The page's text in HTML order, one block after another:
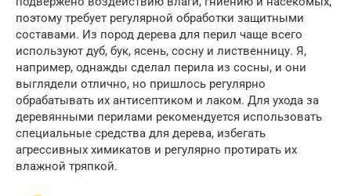
поэтому требует регулярной обработки защитными
составами. Из пород дерева для перил чаще всего
используют дуб, бук, ясень, сосну и лиственницу. Я,
например, однажды сделал перила из сосны, и они
выглядели отлично, но пришлось регулярно
обрабатывать их антисептиком и лаком. Для ухода за
деревянными перилами рекомендуется использовать
специальные средства для дерева, избегать
агрессивных химикатов и регулярно протирать их
влажной тряпкой.